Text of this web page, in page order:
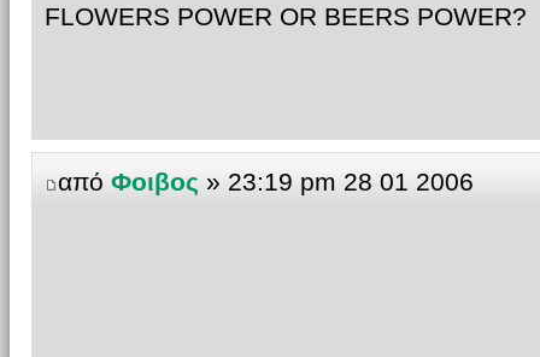
FLOWERS POWER OR BEERS POWER?
από Φοιβος » 23:19 pm 28 01 2006